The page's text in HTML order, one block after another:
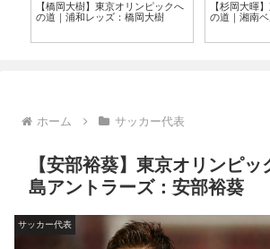
【橋岡大樹】東京オリンピックへ
の道｜浦和レッズ：橋岡大樹
【杉岡大暉
の道｜湘南
ホーム サッカー代表
【安部裕葵】東京オリンピ
島アントラーズ：安部裕葵
サッカー代表